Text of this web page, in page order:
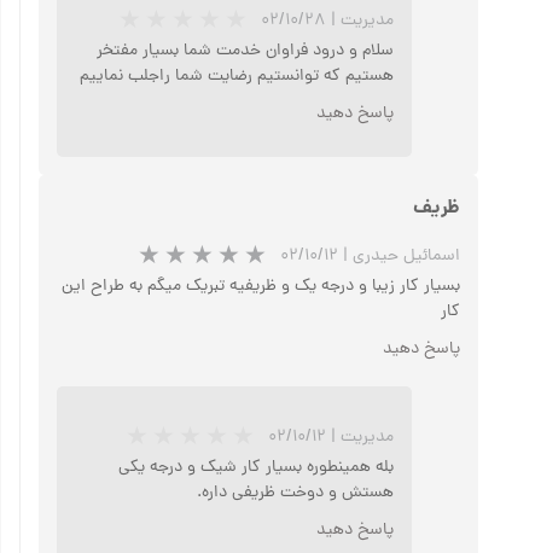
ظریف
اسمائیل حیدری | ۰۲/۱۰/۱۲
بسیار کار زیبا و درجه یک و ظریفیه تبریک میگم به طراح این
کار
پاسخ دهید
مدیریت | ۰۲/۱۰/۱۲
بله همینطوره بسیار کار شیک و درجه یکی
هستش و دوخت ظریفی داره.
پاسخ دهید
مدیریت | ۰۲/۱۰/۲۸
سلام و درود فراوان خدمت شما بسیار مفتخر
هستیم که توانستیم رضایت شما راجلب نماییم
پاسخ دهید